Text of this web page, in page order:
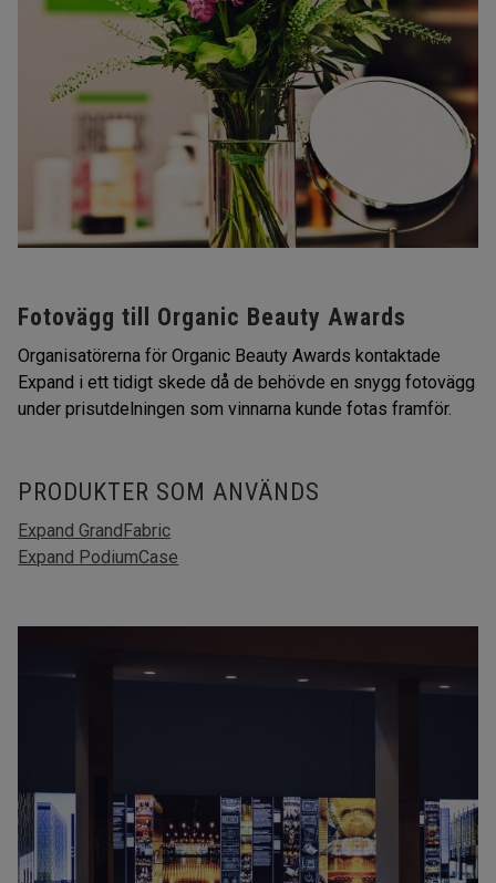
Fotovägg till Organic Beauty Awards
Organisatörerna för Organic Beauty Awards kontaktade
Expand i ett tidigt skede då de behövde en snygg fotovägg
under prisutdelningen som vinnarna kunde fotas framför.
PRODUKTER SOM ANVÄNDS
Expand GrandFabric
Expand PodiumCase